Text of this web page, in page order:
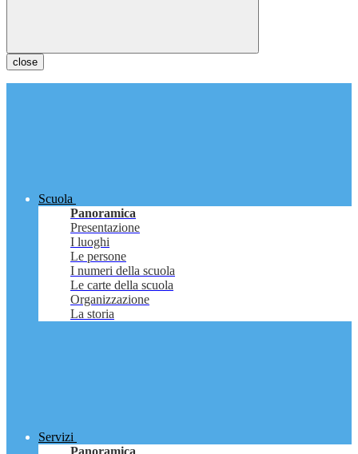
close
Scuola
Panoramica
Presentazione
I luoghi
Le persone
I numeri della scuola
Le carte della scuola
Organizzazione
La storia
Servizi